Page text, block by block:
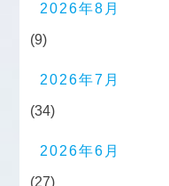
2026年8月
(9)
2026年7月
(34)
2026年6月
(27)